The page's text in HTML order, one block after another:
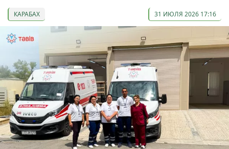
КАРАБАХ 31 ИЮЛЯ 2026 17:16